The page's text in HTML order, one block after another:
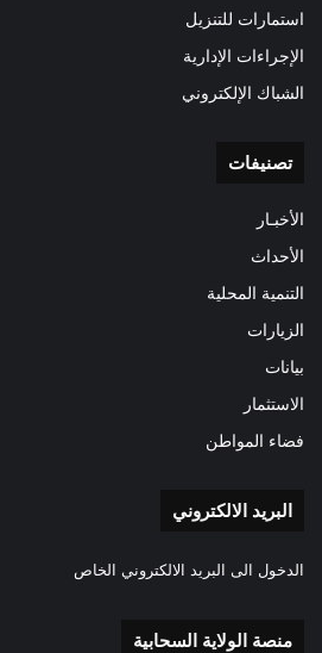
استمارات للتنزيل
الإجراءات الإدارية
الشباك الإلكتروني
تصنيفات
الأخبـار
الأحداث
التنمية المحلية
الزيارات
بيانات
الاستثمار
فضاء المواطن
البريد الالكتروني
الدخول الى البريد الالكتروني الخاص
منصة الولاية السحابية